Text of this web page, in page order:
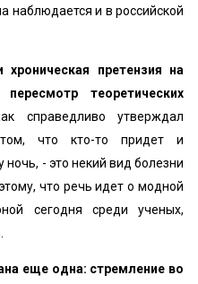
наблюдается и в российской
претензия на
теоретических
справедливо утверждал
что кто-то придет и
- это некий вид болезни
что речь идет о модной
сегодня среди ученых,
еще одна: стремление во